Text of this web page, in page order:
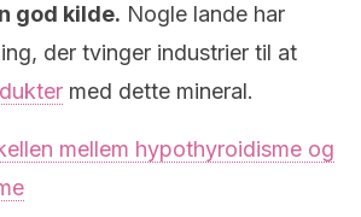
god kilde. Nogle lande har
der tvinger industrier til at
med dette mineral.
mellem hypothyroidisme og